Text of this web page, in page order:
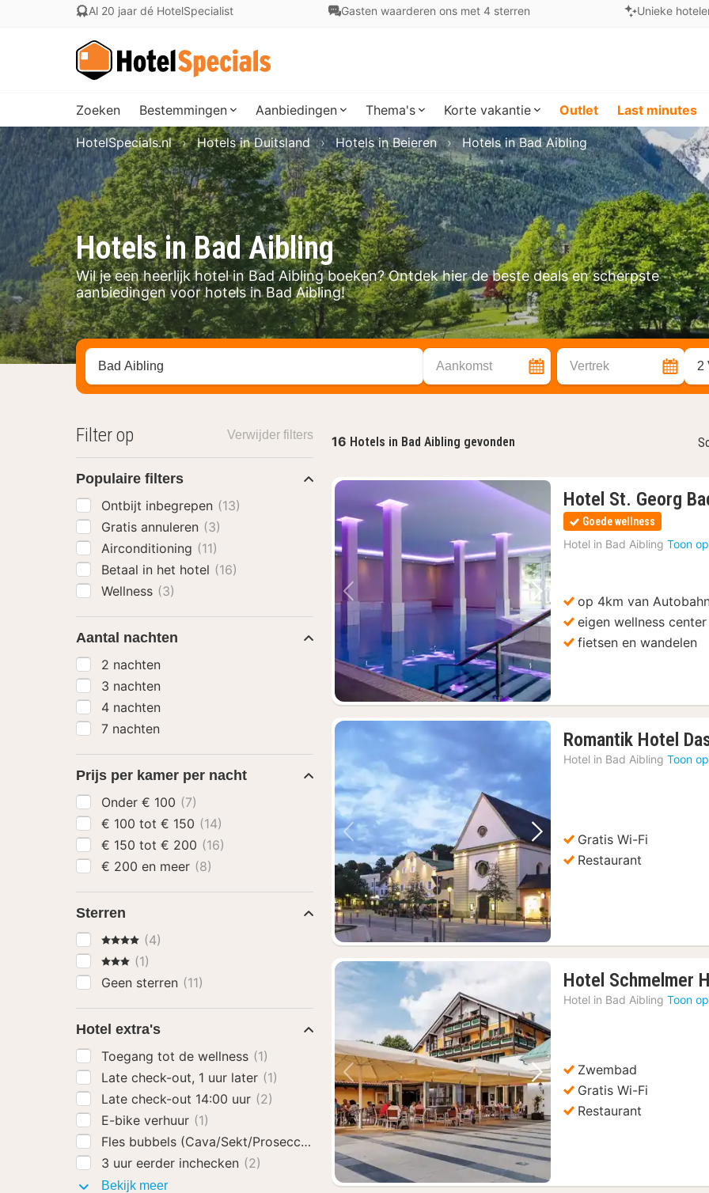
Al 20 jaar dé HotelSpecialist Gasten waarderen ons met 4 sterren Unieke
Zoeken Bestemmingen Aanbiedingen Thema's Korte vakantie Outlet Last minutes
Hotels in Bad Aibling
Wil je een heerlijk hotel in Bad Aibling boeken? Ontdek hier de beste deals en scherpste
aanbiedingen voor hotels in Bad Aibling!
HotelSpecials.nl Hotels in Duitsland Hotels in Beieren Hotels in Bad Aibling
Zoek op hotel, regio of stad Aankomst Vertrek 2
16 Hotels in Bad Aibling gevonden
Vorige foto Volgende foto
Hotel St. Georg
Goede wellness
Hotel in Bad Aibling Toon
op 4km van
eigen wellness center
fietsen en wandelen
Vorige foto Volgende foto
Romantik Hotel
Hotel in Bad Aibling Toon
Gratis Wi-Fi
Restaurant
Vorige foto Volgende foto
Hotel Schmelmer
Hotel in Bad Aibling Toon
Zwembad
Gratis Wi-Fi
Restaurant
Filter op Verwijder filters
Populaire filters
Ontbijt inbegrepen (13)
Gratis annuleren (3)
Airconditioning (11)
Betaal in het hotel (16)
Wellness (3)
Aantal nachten
2 nachten
3 nachten
4 nachten
7 nachten
Prijs per kamer per nacht
Onder € 100 (7)
€ 100 tot € 150 (14)
€ 150 tot € 200 (16)
€ 200 en meer (8)
Sterren
4 Sterren
(4)
3 Sterren
(1)
Geen sterren (11)
Hotel extra's
Toegang tot de wellness (1)
Late check-out, 1 uur later (1)
Late check-out 14:00 uur (2)
E-bike verhuur (1)
Fles bubbels (Cava/Sekt/Prosecco)
3 uur eerder inchecken (2)
Bekijk meerHotel